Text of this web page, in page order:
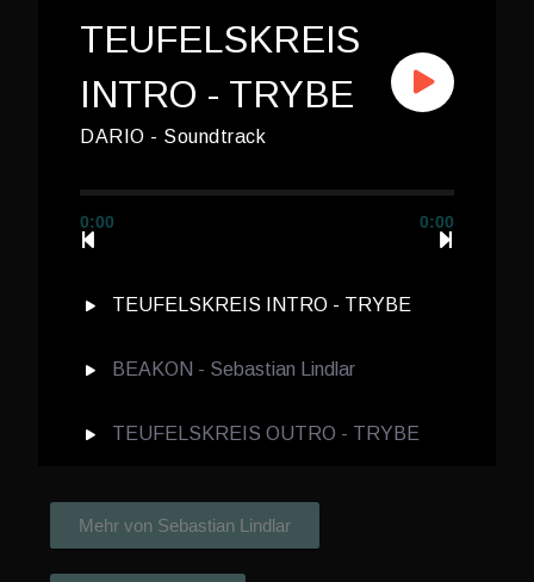
TEUFELSKREIS
INTRO - TRYBE
DARIO - Soundtrack
0:00 0:00
TEUFELSKREIS INTRO - TRYBE
BEAKON - Sebastian Lindlar
TEUFELSKREIS OUTRO - TRYBE
Mehr von Sebastian Lindlar